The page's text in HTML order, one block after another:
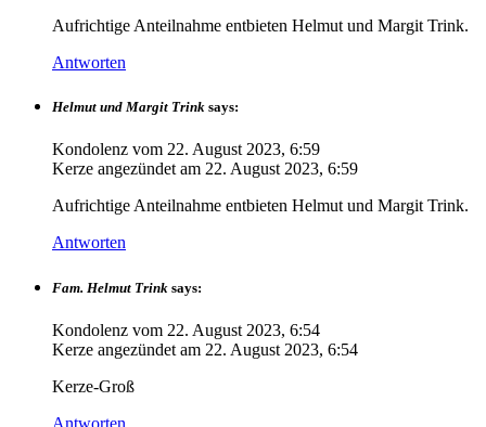
Aufrichtige Anteilnahme entbieten Helmut und Margit Trink.
Antworten
Helmut und Margit Trink says:
Kondolenz vom 22. August 2023, 6:59
Kerze angezündet am 22. August 2023, 6:59
Aufrichtige Anteilnahme entbieten Helmut und Margit Trink.
Antworten
Fam. Helmut Trink says:
Kondolenz vom 22. August 2023, 6:54
Kerze angezündet am 22. August 2023, 6:54
Kerze-Groß
Antworten